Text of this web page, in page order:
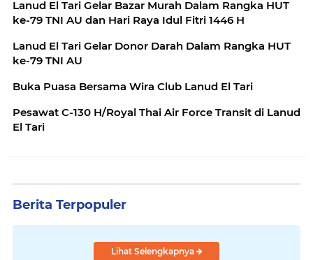
Lanud El Tari Gelar Bazar Murah Dalam Rangka HUT
ke-79 TNI AU dan Hari Raya Idul Fitri 1446 H
Lanud El Tari Gelar Donor Darah Dalam Rangka HUT
ke-79 TNI AU
Buka Puasa Bersama Wira Club Lanud El Tari
Pesawat C-130 H/Royal Thai Air Force Transit di Lanud
El Tari
Berita Terpopuler
Lihat Selengkapnya